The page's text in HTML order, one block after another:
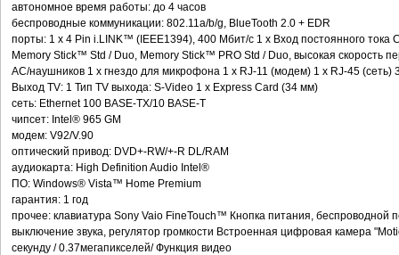
автономное время работы: до 4 часов
беспроводные коммуникации: 802.11a/b/g, BlueTooth 2.0 + EDR
порты: 1 x 4 Pin i.LINK™ (IEEE1394), 400 Мбит/с 1 x Вход постоянного
Memory Stick™ Std / Duo, Memory Stick™ PRO Std / Duo, высокая скорость
АС/наушников 1 x гнездо для микрофона 1 x RJ-11 (модем) 1 x RJ-45 (сеть)
Выход TV: 1 Тип TV выхода: S-Video 1 x Express Card (34 мм)
сеть: Ethernet 100 BASE-TX/10 BASE-T
чипсет: Intel® 965 GM
модем: V92/V.90
оптический привод: DVD+-RW/+-R DL/RAM
аудиокарта: High Definition Audio Intel®
ПО: Windows® Vista™ Home Premium
гарантия: 1 год
прочее: клавиатура Sony Vaio FineTouch™ Кнопка питания, беспроводной
выключение звука, регулятор громкости Встроенная цифровая камера
секунду / 0.37мегапикселей/ Функция видео